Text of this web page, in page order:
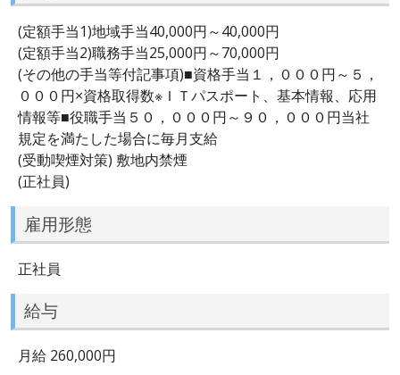
(定額手当1)地域手当40,000円～40,000円
(定額手当2)職務手当25,000円～70,000円
(その他の手当等付記事項)■資格手当１，０００円～５，
０００円×資格取得数※ＩＴパスポート、基本情報、応用
情報等■役職手当５０，０００円～９０，０００円当社
規定を満たした場合に毎月支給
(受動喫煙対策) 敷地内禁煙
(正社員)
雇用形態
正社員
給与
月給 260,000円